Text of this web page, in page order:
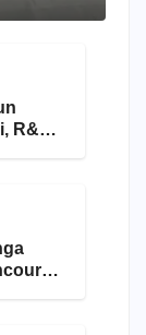
R&B